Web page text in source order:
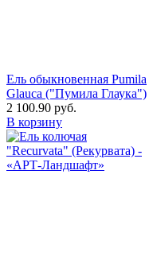
Ель обыкновенная Pumila
Glauca ("Пумила Глаука")
2 100.90 руб.
В корзину